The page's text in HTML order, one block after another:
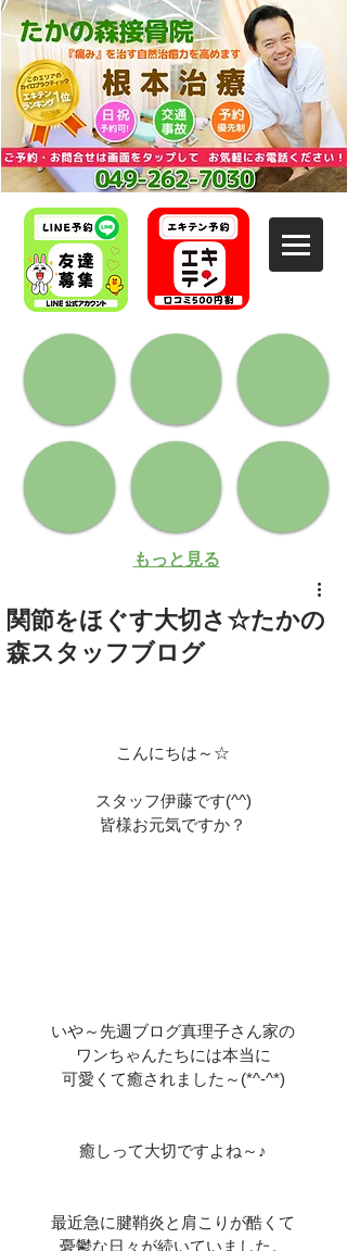
もっと見る
関節をほぐす大切さ☆たかの
森スタッフブログ
こんにちは～☆
スタッフ伊藤です(^^)
皆様お元気ですか？
いや～先週ブログ真理子さん家の
ワンちゃんたちには本当に
可愛くて癒されました～(*^-^*)
癒しって大切ですよね～♪
最近急に腱鞘炎と肩こりが酷くて
憂鬱な日々が続いていました。